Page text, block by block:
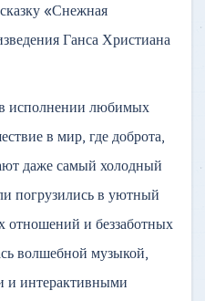
«Снежная
Ганса Христиана
в исполнении любимых
в мир, где доброта,
даже самый холодный
погрузились в уютный
и беззаботных
волшебной музыкой,
и интерактивными